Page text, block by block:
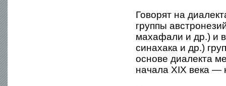
Говорят на
группы
махафали и др.) и
синахака и др.)
основе диалекта
начала XIX века —